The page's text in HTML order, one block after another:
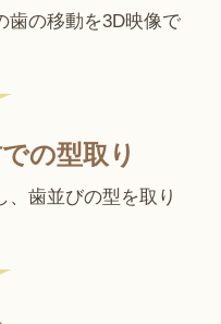
歯の移動を3D映像で
の型取り
、歯並びの型を取り